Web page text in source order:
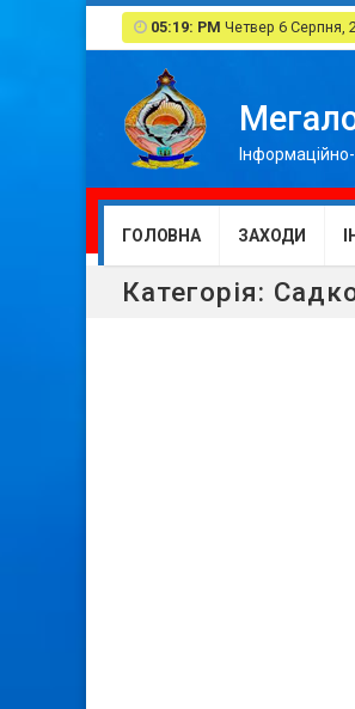
05:19: PM Четвер 6 Серпня,
ГОЛОВНА ЗАХОДИ
Категорія: